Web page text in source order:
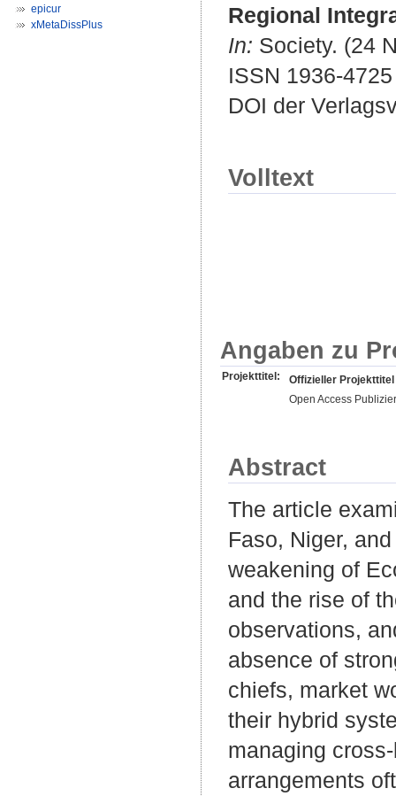
epicur
xMetaDissPlus
Regional
In: Society. (24
ISSN 1936-4725
DOI der
Volltext
Angaben zu
Projekttitel:
Offizieller Projekttitel
Open Access
Abstract
The article
Faso, Niger,
weakening of
and the rise of
observations,
absence of
chiefs, market
their hybrid
managing
arrangements